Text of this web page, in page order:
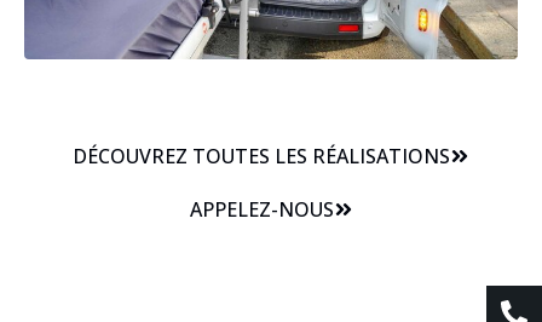
DÉCOUVREZ TOUTES LES RÉALISATIONS
APPELEZ-NOUS